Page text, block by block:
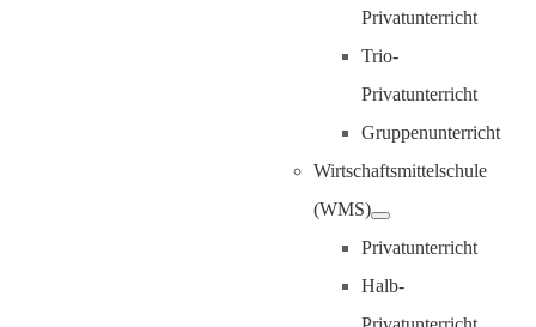
Privatunterricht
Trio-
Privatunterricht
Gruppenunterricht
Wirtschaftsmittelschule
(WMS)
Privatunterricht
Halb-